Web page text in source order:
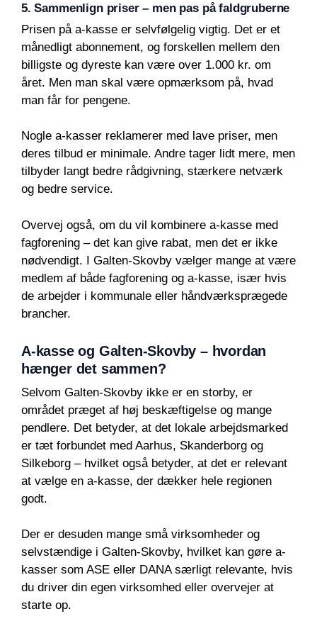
5. Sammenlign priser – men pas på faldgruberne
Prisen på a-kasse er selvfølgelig vigtig. Det er et
månedligt abonnement, og forskellen mellem den
billigste og dyreste kan være over 1.000 kr. om
året. Men man skal være opmærksom på, hvad
man får for pengene.
Nogle a-kasser reklamerer med lave priser, men
deres tilbud er minimale. Andre tager lidt mere, men
tilbyder langt bedre rådgivning, stærkere netværk
og bedre service.
Overvej også, om du vil kombinere a-kasse med
fagforening – det kan give rabat, men det er ikke
nødvendigt. I Galten-Skovby vælger mange at være
medlem af både fagforening og a-kasse, især hvis
de arbejder i kommunale eller håndværksprægede
brancher.
A-kasse og Galten-Skovby – hvordan
hænger det sammen?
Selvom Galten-Skovby ikke er en storby, er
området præget af høj beskæftigelse og mange
pendlere. Det betyder, at det lokale arbejdsmarked
er tæt forbundet med Aarhus, Skanderborg og
Silkeborg – hvilket også betyder, at det er relevant
at vælge en a-kasse, der dækker hele regionen
godt.
Der er desuden mange små virksomheder og
selvstændige i Galten-Skovby, hvilket kan gøre a-
kasser som ASE eller DANA særligt relevante, hvis
du driver din egen virksomhed eller overvejer at
starte op.